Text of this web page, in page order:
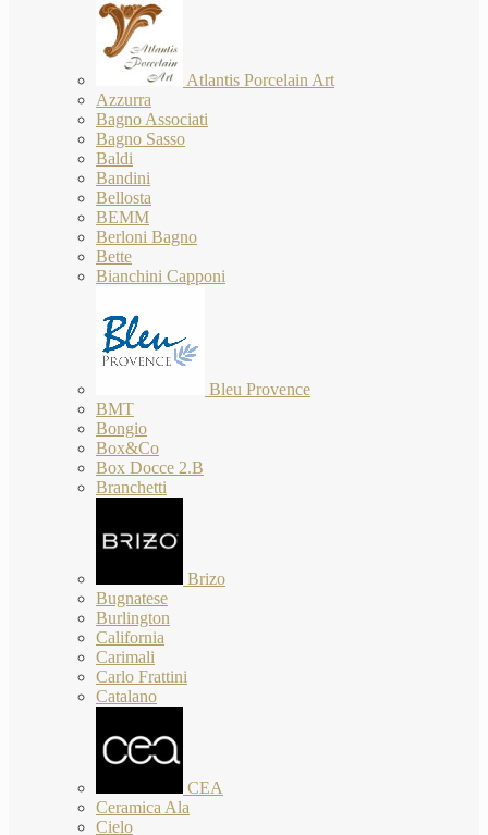
Atlantis Porcelain Art
Azzurra
Bagno Associati
Bagno Sasso
Baldi
Bandini
Bellosta
BEMM
Berloni Bagno
Bette
Bianchini Capponi
Bleu Provence
BMT
Bongio
Box&Co
Box Docce 2.B
Branchetti
Brizo
Bugnatese
Burlington
California
Carimali
Carlo Frattini
Catalano
CEA
Ceramica Ala
Cielo